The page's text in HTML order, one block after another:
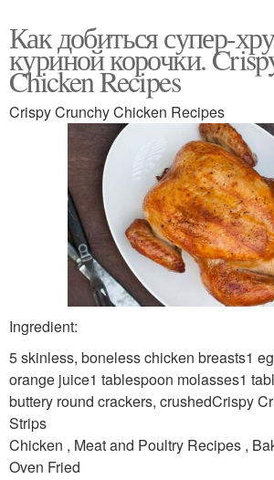
Как добиться супер-
куриной корочки.
Chicken Recipes
Crispy Crunchy Chicken Recipes
Ingredient:
5 skinless, boneless chicken breasts1
orange juice1 tablespoon molasses1
buttery round crackers, crushedCrispy
Strips
Chicken , Meat and Poultry Recipes ,
Oven Fried